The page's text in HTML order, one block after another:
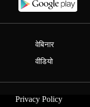
वेबिनार
वीडियो
Privacy Policy